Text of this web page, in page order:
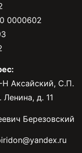
0000602
Н Аксайский, С.П.
д. 11
Березовский